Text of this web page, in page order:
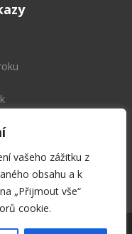
vašeho zážitku z
obsahu a k
„Přijmout vše“
cookie.